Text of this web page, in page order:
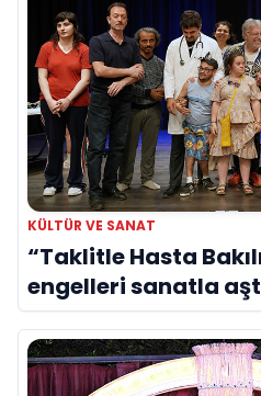
KÜLTÜR VE SANAT
“Taklitle Hasta
engelleri sanatla